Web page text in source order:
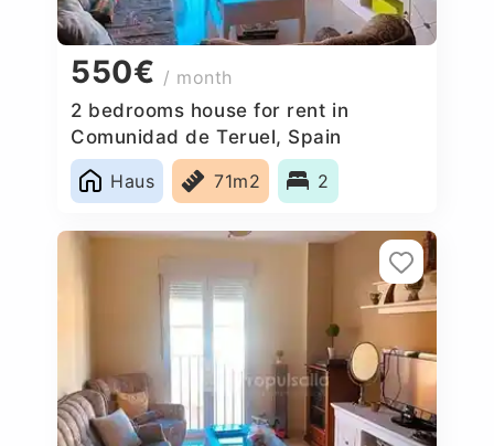
550€ / month
2 bedrooms house for rent in
Comunidad de Teruel, Spain
Haus
71m2 2